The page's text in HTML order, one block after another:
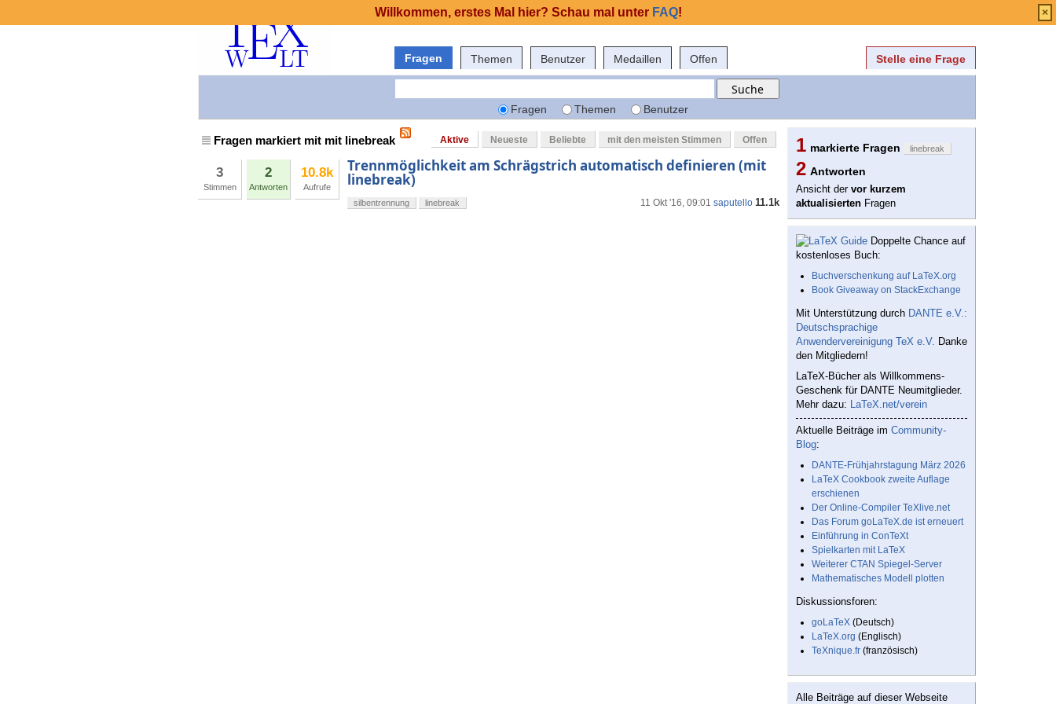
Fragen Themen Benutzer Medaillen Offen Stelle eine Frage
Fragen Themen Benutzer
Fragen markiert mit mit linebreak Aktive Neueste Beliebte mit den meisten Stimmen Offen
3
Stimmen
2
Antworten
10.8k
Aufrufe
Trennmöglichkeit am Schrägstrich automatisch definieren (mit
linebreak)
11 Okt '16, 09:01 saputello 11.1k
silbentrennung linebreak
1 markierte Fragen linebreak
2 Antworten
Ansicht der vor kurzem
aktualisierten Fragen
Doppelte Chance auf
kostenloses Buch:
Buchverschenkung auf LaTeX.org
Book Giveaway on StackExchange
Mit Unterstützung durch DANTE e.V.:
Deutschsprachige
Anwendervereinigung TeX e.V. Danke
den Mitgliedern!
LaTeX-Bücher als Willkommens-
Geschenk für DANTE Neumitglieder.
Mehr dazu: LaTeX.net/verein
Aktuelle Beiträge im Community-
Blog:
DANTE-Frühjahrstagung März 2026
LaTeX Cookbook zweite Auflage
erschienen
Der Online-Compiler TeXlive.net
Das Forum goLaTeX.de ist erneuert
Einführung in ConTeXt
Spielkarten mit LaTeX
Weiterer CTAN Spiegel-Server
Mathematisches Modell plotten
Diskussionsforen:
goLaTeX (Deutsch)
LaTeX.org (Englisch)
TeXnique.fr (französisch)
Alle Beiträge auf dieser Webseite
Willkommen, erstes Mal hier? Schau mal unter FAQ! ×